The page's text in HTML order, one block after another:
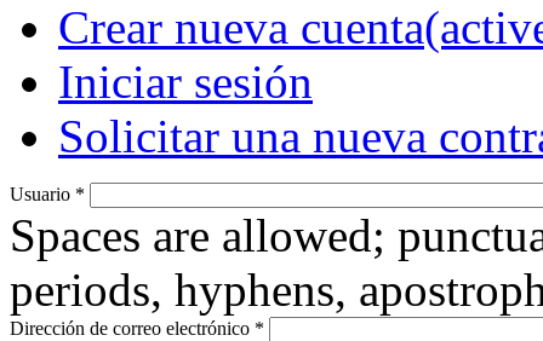
Crear nueva cuenta
Iniciar sesión
Solicitar una nueva
Usuario *
Spaces are allowed;
periods, hyphens,
Dirección de correo electrónico *